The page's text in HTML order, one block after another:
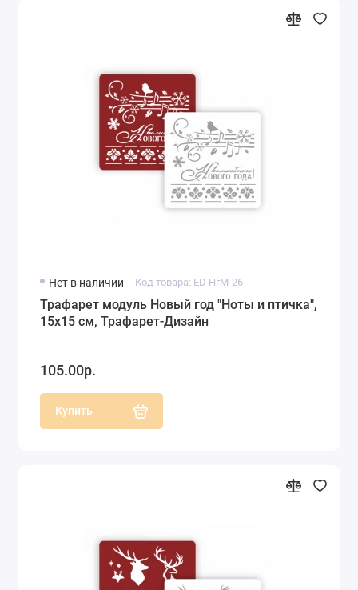
Нет в наличии Код товара: ED НгМ-26
Трафарет модуль Новый год "Ноты и птичка",
15х15 см, Трафарет-Дизайн
105.00р.
Купить